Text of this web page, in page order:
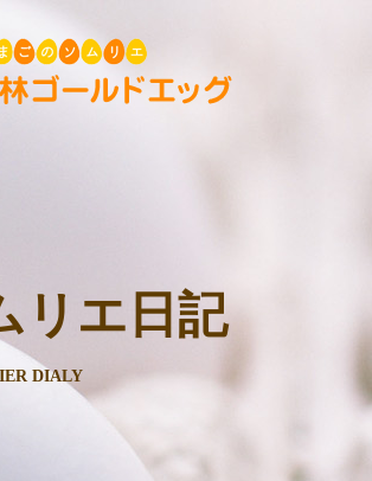
リエ日記
DIALY